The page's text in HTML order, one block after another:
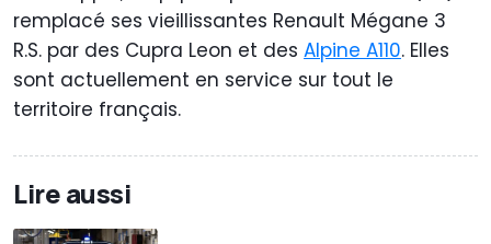
remplacé ses vieillissantes Renault Mégane 3
R.S. par des Cupra Leon et des Alpine A110. Elles
sont actuellement en service sur tout le
territoire français.
Lire aussi